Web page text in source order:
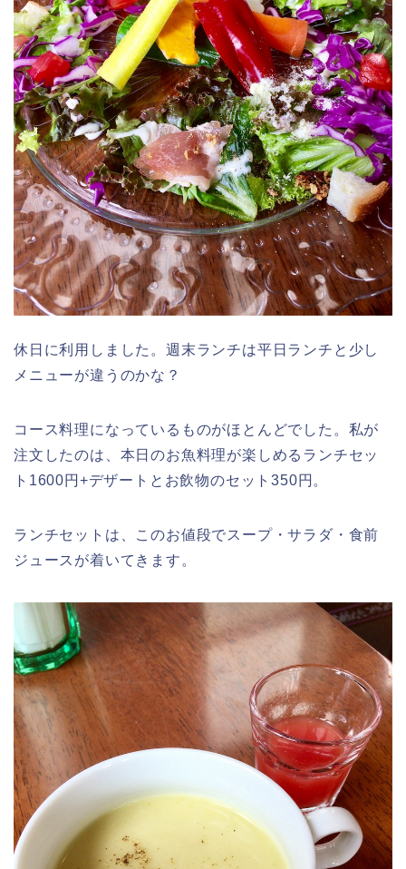
休日に利用しました。週末ランチは平日ランチと少し
メニューが違うのかな？
コース料理になっているものがほとんどでした。私が
注文したのは、本日のお魚料理が楽しめるランチセッ
ト1600円+デザートとお飲物のセット350円。
ランチセットは、このお値段でスープ・サラダ・食前
ジュースが着いてきます。